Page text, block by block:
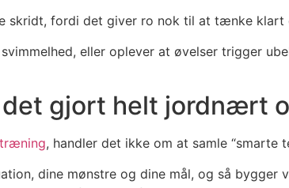
fordi det giver ro nok til at tænke klart
eller oplever at øvelser trigger
det gjort helt jordnært
, handler det ikke om at samle “smarte
dine mønstre og dine mål, og så